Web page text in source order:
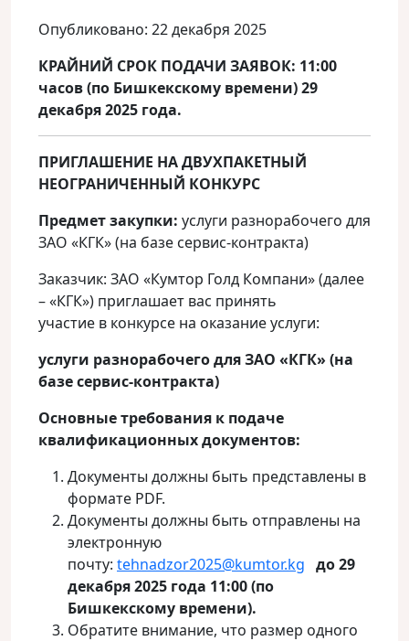
Опубликовано: 22 декабря 2025
КРАЙНИЙ СРОК ПОДАЧИ ЗАЯВОК: 11:00
часов (по Бишкекскому времени) 29
декабря 2025 года.
ПРИГЛАШЕНИЕ НА ДВУХПАКЕТНЫЙ
НЕОГРАНИЧЕННЫЙ КОНКУРС
Предмет закупки: услуги разнорабочего для
ЗАО «КГК» (на базе сервис-контракта)
Заказчик: ЗАО «Кумтор Голд Компани» (далее
– «КГК») приглашает вас принять
участие в конкурсе на оказание услуги:
услуги разнорабочего для ЗАО «КГК» (на
базе сервис-контракта)
Основные требования к подаче
квалификационных документов:
Документы должны быть представлены в
формате PDF.
Документы должны быть отправлены на
электронную
почту: tehnadzor2025@kumtor.kg до29
декабря 2025 года 11:00 (по
Бишкекскому времени).
Обратите внимание, что размер одного